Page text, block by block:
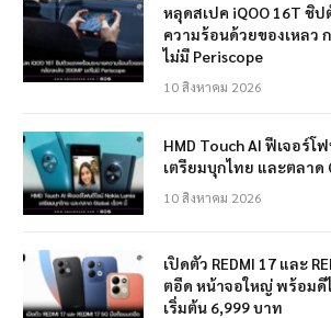
หลุดสเปค iQOO 16T ชิ
ความร้อนด้วยของเหลว
ไม่มี Periscope
10 สิงหาคม 2026
HMD Touch AI ฟีเจอร์โ
เตรียมบุกไทย และตลาด
10 สิงหาคม 2026
เปิดตัว REDMI 17 และ
ตอึด หน้าจอใหญ่ พร้อมดี
เริ่มต้น 6,999 บาท